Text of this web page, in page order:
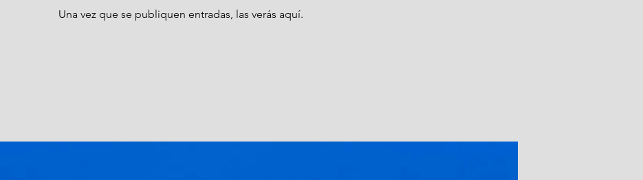
Una vez que se publiquen entradas, las verás aquí.